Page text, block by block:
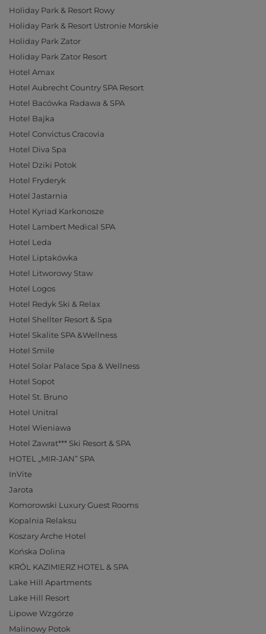
Holiday Park & Resort Rowy
Holiday Park & Resort Ustronie Morskie
Holiday Park Zator
Holiday Park Zator Resort
Hotel Amax
Hotel Aubrecht Country SPA Resort
Hotel Bacówka Radawa & SPA
Hotel Bajka
Hotel Convictus Cracovia
Hotel Diva Spa
Hotel Dziki Potok
Hotel Fryderyk
Hotel Jastarnia
Hotel Kyriad Karkonosze
Hotel Lambert Medical SPA
Hotel Leda
Hotel Liptakówka
Hotel Litworowy Staw
Hotel Logos
Hotel Redyk Ski & Relax
Hotel Shellter Resort & Spa
Hotel Skalite SPA &Wellness
Hotel Smile
Hotel Solar Palace Spa & Wellness
Hotel Sopot
Hotel St. Bruno
Hotel Unitral
Hotel Wieniawa
Hotel Zawrat*** Ski Resort & SPA
HOTEL „MIR-JAN” SPA
InVite
Jarota
Komorowski Luxury Guest Rooms
Kopalnia Relaksu
Koszary Arche Hotel
Końska Dolina
KRÓL KAZIMIERZ HOTEL & SPA
Lake Hill Apartments
Lake Hill Resort
Lipowe Wzgórze
Malinowy Potok